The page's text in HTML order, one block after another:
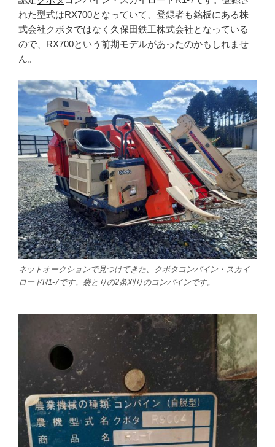
れた型式はRX700となっていて、登録者も銘板にある株
式会社クボタではなく久保田鉄工株式会社となっている
ので、RX700という前期モデルがあったのかもしれませ
ん。
ネットオークションで見つけてきた、クボタコンバイン・スカイ
ロードR1-7です。袋とりの2条刈りのコンバインです。